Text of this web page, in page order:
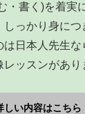
書く)を着
っかり身につ
日本人先生な
ッスンがあり
しい内容はこちら